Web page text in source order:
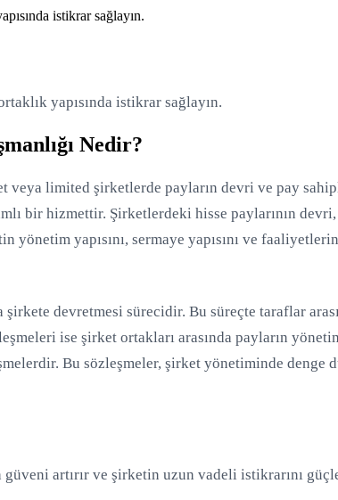
istikrar sağlayın.
yapısında istikrar sağlayın.
Nedir?
veya limited şirketlerde payların devri ve pay
bir hizmettir. Şirketlerdeki hisse paylarının
yönetim yapısını, sermaye yapısını ve
devretmesi sürecidir. Bu süreçte taraflar
ise şirket ortakları arasında payların
Bu sözleşmeler, şirket yönetiminde denge
artırır ve şirketin uzun vadeli istikrarını